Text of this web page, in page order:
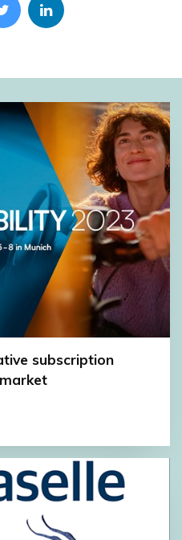
subscription